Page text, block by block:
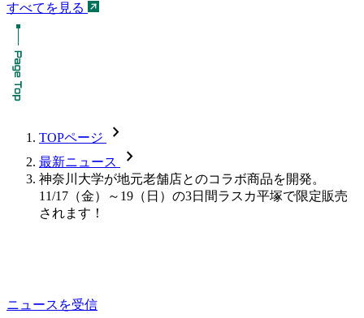
すべてを見る
TOPページ chevron_forward
最新ニュース chevron_forward
神奈川大学が地元老舗店とのコラボ商品を開発。
11/17（金）～19（日）の3日間ラスカ平塚で限定販売
されます！
ニュースを受信